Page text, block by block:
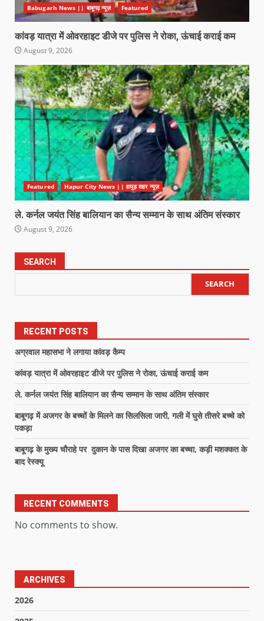
Babugarh News || बाबूगढ़ न्यूज़ Featured
कांवड़ यात्रा में ओवरहाइट डीजे पर पुलिस ने रोका, ऊंचाई कराई कम
August 9, 2026
Featured Hapur City News || हापुड़ शहर न्यूज़
ले. कर्नल जयंत सिंह बालियान का सैन्य सम्मान के साथ अंतिम संस्कार
August 9, 2026
SEARCH
SEARCH
RECENT POSTS
अग्रवाल महासभा ने लगाया कांवड़ कैम्प
कांवड़ यात्रा में ओवरहाइट डीजे पर पुलिस ने रोका, ऊंचाई कराई कम
ले. कर्नल जयंत सिंह बालियान का सैन्य सम्मान के साथ अंतिम संस्कार
बाबूगढ़ में अजगर के बच्चों के मिलने का सिलसिला जारी, गली में घुसे तीसरे बच्चे को
पकड़ा
बाबूगढ़ के मुख्य चौराहे पर दुकान के पास दिखा अजगर का बच्चा, कड़ी मशक्कत के
बाद रेस्क्यू
RECENT COMMENTS
No comments to show.
ARCHIVES
2026